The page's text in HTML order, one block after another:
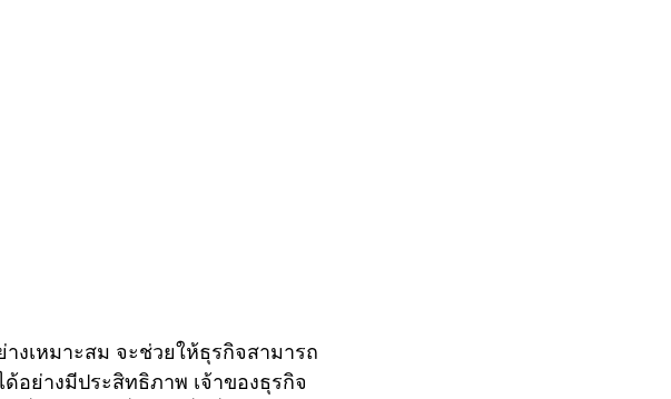
งเหมาะสม จะช่วยให้ธุรกิจสามารถ
อย่างมีประสิทธิภาพ เจ้าของธุรกิจ